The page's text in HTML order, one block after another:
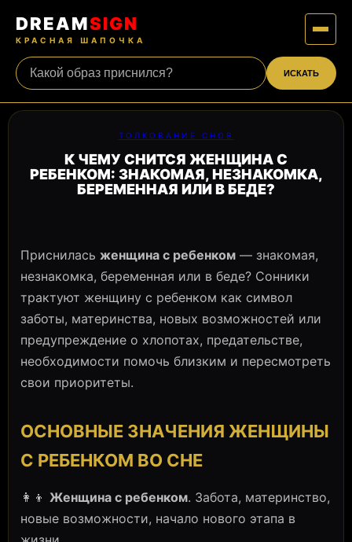
DREAMSIGN
КРАСНАЯ ШАПОЧКА
ИСКАТЬ
ТОЛКОВАНИЕ СНОВ
К ЧЕМУ СНИТСЯ ЖЕНЩИНА С
РЕБЕНКОМ: ЗНАКОМАЯ, НЕЗНАКОМКА,
БЕРЕМЕННАЯ ИЛИ В БЕДЕ?
Приснилась женщина с ребенком — знакомая,
незнакомка, беременная или в беде? Сонники
трактуют женщину с ребенком как символ
заботы, материнства, новых возможностей или
предупреждение о хлопотах, предательстве,
необходимости помочь близким и пересмотреть
свои приоритеты.
ОСНОВНЫЕ ЗНАЧЕНИЯ ЖЕНЩИНЫ
С РЕБЕНКОМ ВО СНЕ
👩‍👦 Женщина с ребенком. Забота, материнство,
новые возможности, начало нового этапа в